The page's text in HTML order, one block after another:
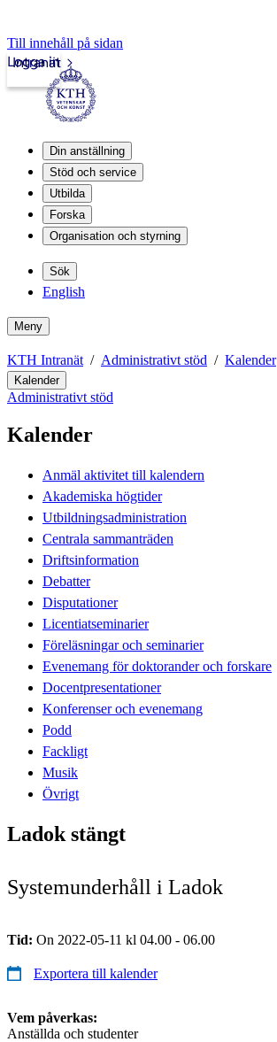
Till innehåll på sidan
Intranät
Logga in
Din anställning
Stöd och service
Utbilda
Forska
Organisation och styrning
Sök
English
Meny
KTH Intranät Administrativt stöd Kalender
Kalender
Administrativt stöd
Kalender
Anmäl aktivitet till kalendern
Akademiska högtider
Utbildningsadministration
Centrala sammanträden
Driftsinformation
Debatter
Disputationer
Licentiatseminarier
Föreläsningar och seminarier
Evenemang för doktorander och forskare
Docentpresentationer
Konferenser och evenemang
Podd
Fackligt
Musik
Övrigt
Ladok stängt
Systemunderhåll i Ladok
Tid: On 2022-05-11 kl 04.00 - 06.00
Exportera till kalender
Vem påverkas:
Anställda och studenter